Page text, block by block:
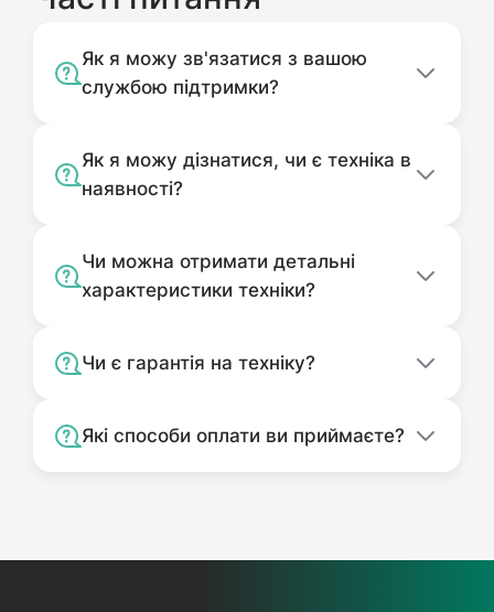
Як я можу зв'язатися з вашою
службою підтримки?
Як я можу дізнатися, чи є техніка в
наявності?
Чи можна отримати детальні
характеристики техніки?
Чи є гарантія на техніку?
Які способи оплати ви приймаєте?